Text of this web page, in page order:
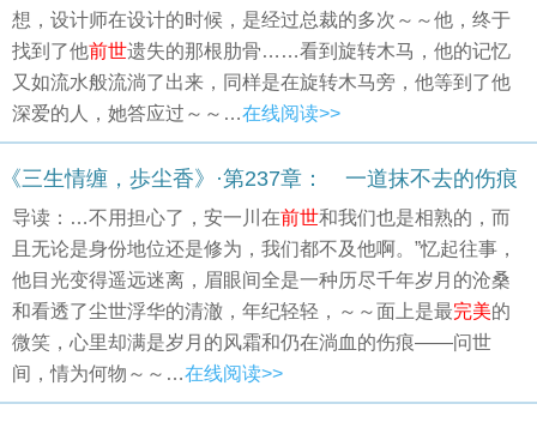
想，设计师在设计的时候，是经过总裁的多次～～他，终于
找到了他前世遗失的那根肋骨……看到旋转木马，他的记忆
又如流水般流淌了出来，同样是在旋转木马旁，他等到了他
深爱的人，她答应过～～…在线阅读>>
《三生情缠，歩尘香》·第237章： 一道抹不去的伤痕
导读：…不用担心了，安一川在前世和我们也是相熟的，而
且无论是身份地位还是修为，我们都不及他啊。”忆起往事，
他目光变得遥远迷离，眉眼间全是一种历尽千年岁月的沧桑
和看透了尘世浮华的清澈，年纪轻轻，～～面上是最完美的
微笑，心里却满是岁月的风霜和仍在淌血的伤痕——问世
间，情为何物～～…在线阅读>>